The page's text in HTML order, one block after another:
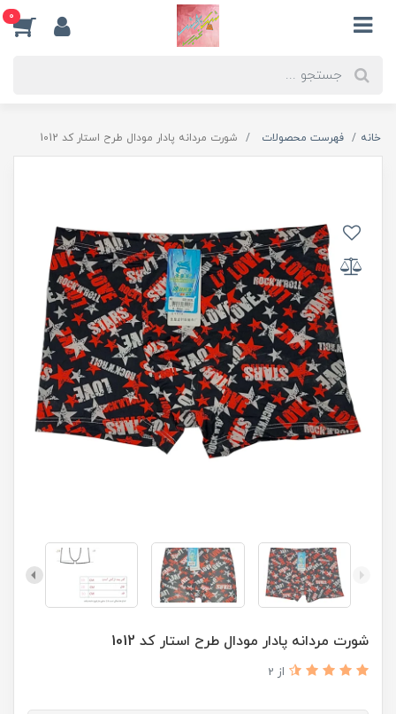
0
خانه فهرست محصولات شورت مردانه پادار مودال طرح استار کد 1012
شورت مردانه پادار مودال طرح استار کد 1012
از 2